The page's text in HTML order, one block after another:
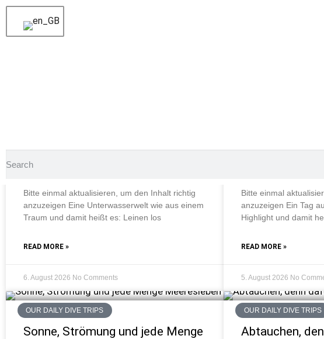
Category: Tägliche
Eine Unterwasserwelt wie aus
einem Traum
Bitte einmal aktualisieren, um den Inhalt richtig
anzuzeigen Eine Unterwasserwelt wie aus einem
Traum und damit heißt es: Leinen los
READ MORE »
6. August 2026 No Comments
Ein Tag auf
Bitte einmal
anzuzeigen Ein Tag
Highlight und damit
READ MORE »
5. August 2026 No
OUR DAILY DIVE TRIPS
Sonne, Strömung und jede Menge
OUR DAILY DIVE TRIPS
Abtauchen,